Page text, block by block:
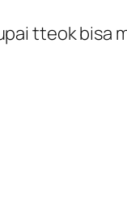
tteok bisa